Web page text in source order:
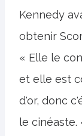
Kennedy
obtenir
« Elle le
et elle est
d'or, donc
le cinéaste.